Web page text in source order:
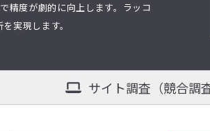
精度が劇的に向上します。ラッコ
実現します。
サイト調査 （競合調